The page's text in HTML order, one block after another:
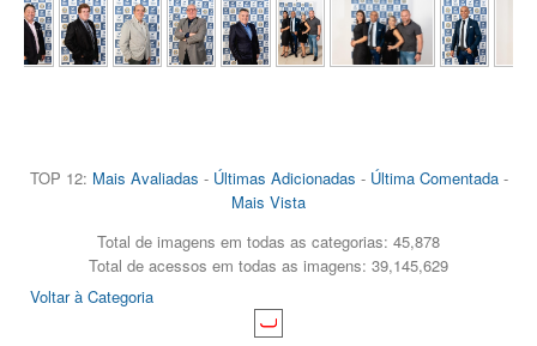
TOP 12: Mais Avaliadas - Últimas Adicionadas - Última Comentada-
Mais Vista
Total de imagens em todas as categorias: 45,878
Total de acessos em todas as imagens: 39,145,629
Voltar à Categoria